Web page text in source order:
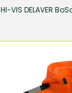
VIS DELAVER